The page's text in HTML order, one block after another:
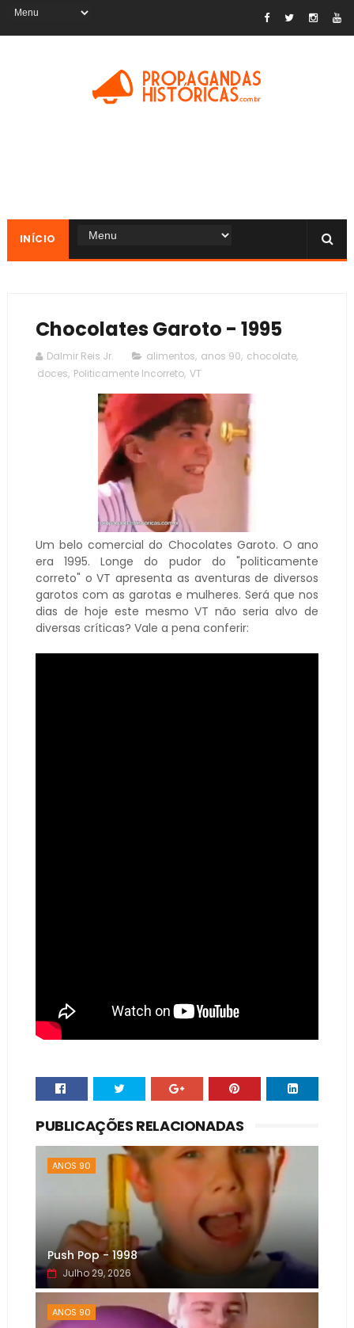
INÍCIO
Chocolates Garoto - 1995
Dalmir Reis Jr. alimentos, anos 90, chocolate,
doces, Politicamente Incorreto, VT
Um belo comercial do Chocolates Garoto. O ano
era 1995. Longe do pudor do "politicamente
correto" o VT apresenta as aventuras de diversos
garotos com as garotas e mulheres. Será que nos
dias de hoje este mesmo VT não seria alvo de
diversas críticas? Vale a pena conferir:
PUBLICAÇÕES RELACIONADAS
ANOS 90
Push Pop - 1998
Julho 29, 2026
ANOS 90